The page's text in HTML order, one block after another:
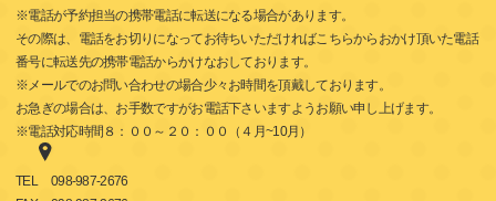
※電話が予約担当の携帯電話に転送になる場合があります。
その際は、電話をお切りになってお待ちいただければこちらからおかけ頂いた電話
番号に転送先の携帯電話からかけなおしております。
※メールでのお問い合わせの場合少々お時間を頂戴しております。
お急ぎの場合は、お手数ですがお電話下さいますようお願い申し上げます。
※電話対応時間８：００～２０：００（４月~10月）
TEL
098-987-2676